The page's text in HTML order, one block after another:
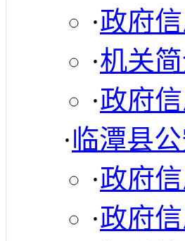
·政府
·机关
·政府
·临潭县
·政府
·政府